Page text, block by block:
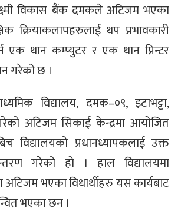
विकास बैंक दमकले अटिजम भएका
क्रियाकलापहरुलाई थप प्रभावकारी
एक थान कम्प्युटर र एक थान प्रिन्टर
गरेको छ ।
विद्यालय, दमक–०९, इटाभट्टा,
अटिजम सिकाई केन्द्रमा आयोजित
विद्यालयको प्रधानध्यापकलाई उक्त
गरेको हो । हाल विद्यालयमा
भएका विधार्थीहरु यस कार्यबाट
भएका छन ।